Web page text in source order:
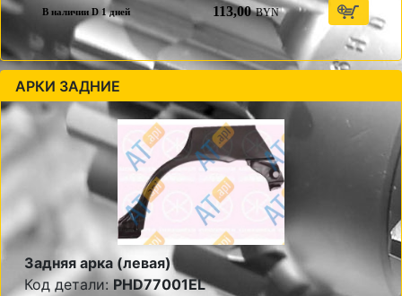
В наличии D 1 дней 113,00 BYN
АРКИ ЗАДНИЕ
Задняя арка (левая)
Код детали:PHD77001EL